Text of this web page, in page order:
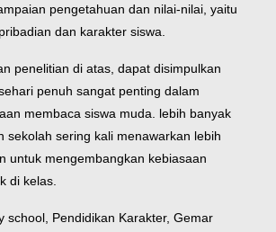
pengetahuan dan nilai-nilai, yaitu
dan karakter siswa.
penelitian di atas, dapat disimpulkan
penuh sangat penting dalam
membaca siswa muda. lebih banyak
sekolah sering kali menawarkan lebih
untuk mengembangkan kebiasaan
di kelas.
school, Pendidikan Karakter, Gemar